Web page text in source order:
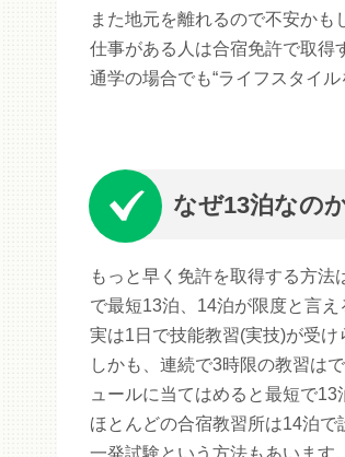
また地元を離れるので不安かも
仕事がある人は合宿免許で取得
通学の場合でも“ライフスタイ
なぜ13泊なの
もっと早く免許を取得する方
で最短13泊、14泊が限度と言え
実は1日で技能教習(実技)が受
しかも、連続で3時限の教習は
ュールに当てはめると最短で13
ほとんどの合宿教習所は14泊で
一発試験という方法もあいます。